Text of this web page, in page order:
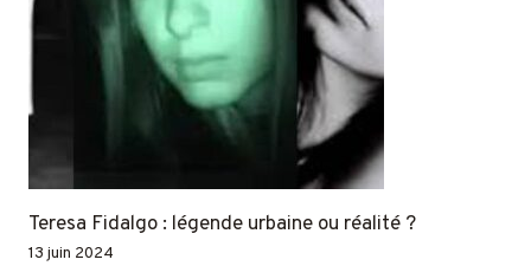
Teresa Fidalgo : légende urbaine ou réalité ?
13 juin 2024